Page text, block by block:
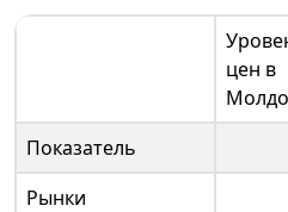
цен в
Показатель
Рынки